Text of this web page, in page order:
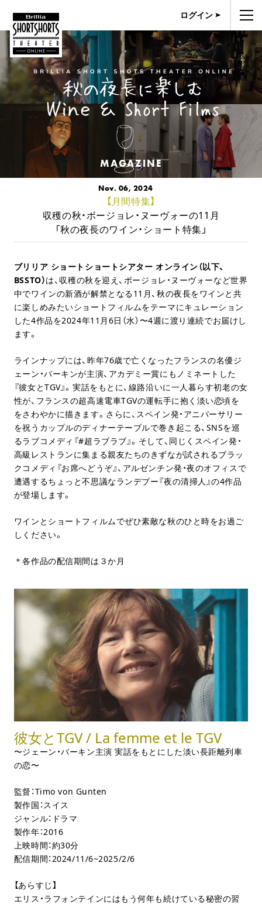
ログイン
MAGAZINE
Nov. 06, 2024
【月間特集】
収穫の秋・ボージョレ・ヌーヴォーの11月
「秋の夜長のワイン・ショート特集」
ブリリア ショートショートシアター オンライン（以下、
BSSTO）は、収穫の秋を迎え、ボージョレ・ヌーヴォーなど世界
中でワインの新酒が解禁となる11月、秋の夜長をワインと共
に楽しめみたいショートフィルムをテーマにキュレーション
した4作品を2024年11月6日（水）〜4週に渡り連続でお届けし
ます。
ラインナップには、昨年76歳で亡くなったフランスの名優ジ
ェーン・バーキンが主演、アカデミー賞にもノミネートした
『彼女とTGV』。実話をもとに、線路沿いに一人暮らす初老の女
性が、フランスの超高速電車TGVの運転手に抱く淡い恋頃を
をさわやかに描きます。さらに、スペイン発・アニバーサリー
を祝うカップルのディナーテーブルで巻き起こる、SNSを巡
るラブコメディ『#超ラブラブ』。そして、同じくスペイン発・
高級レストランに集まる親友たちのきずなが試されるブラッ
クコメディ『お席へどうぞ』、アルゼンチン発・夜のオフィスで
遭遇するちょっと不思議なランデブー『夜の清掃人』の4作品
が登場します。
ワインとショートフィルムでぜひ素敵な秋のひと時をお過ご
しください。
＊各作品の配信期間は３か月
彼女とTGV / La femme et le TGV
〜ジェーン・バーキン主演 実話をもとにした淡い長距離列車
の恋〜
監督：Timo von Gunten
製作国：スイス
ジャンル：ドラマ
製作年：2016
上映時間：約30分
配信期間：2024/11/6~2025/2/6
【あらすじ】
エリス・ラフォンテインにはもう何年も続けている秘密の習